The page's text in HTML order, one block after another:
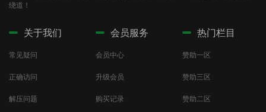
绕道！
关于我们
常见疑问
正确访问
解压问题
会员服务
会员中心
升级会员
购买记录
热门栏目
赞助一区
赞助三区
赞助二区